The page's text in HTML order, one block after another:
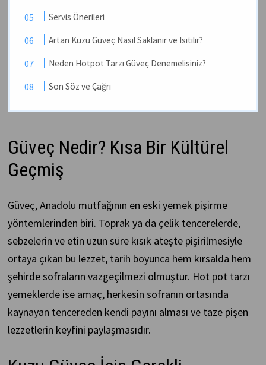
Servis Önerileri
Artan Kuzu Güveç Nasıl Saklanır ve Isıtılır?
Neden Hotpot Tarzı Güveç Denemelisiniz?
Son Söz ve Çağrı
Güveç Nedir? Kısa Bir Kültürel
Geçmiş
Güveç, Anadolu mutfağının en eski yemek pişirme
yöntemlerinden biri. Toprak ya da çelik tencerelerde,
sebzelerin ve etin uzun süre kısık ateşte pişirilmesiyle
ortaya çıkan bu lezzet, tarih boyunca hem kırsalda hem
şehirde sofraların vazgeçilmezi olmuştur. Hot pot tarzı
yemeklerde ise amaç, herkesin sofranın ortasında
kaynayan tencereden kendi payını alması ve taze pişen
lezzetlerin keyfini paylaşmasıdır.